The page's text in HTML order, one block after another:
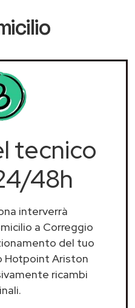
tecnico
48h
interverrà
a Correggio
del tuo
Ariston
ricambi